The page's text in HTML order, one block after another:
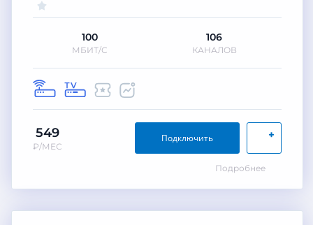
100
МБИТ/С
106
КАНАЛОВ
549
₽/МЕС
+
Подключить
Подробнее